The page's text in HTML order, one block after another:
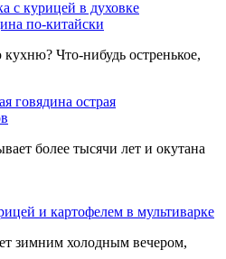
по-китайски
Что-нибудь остренькое,
более тысячи лет и окутана
и картофелем в мультиварке
зимним холодным вечером,